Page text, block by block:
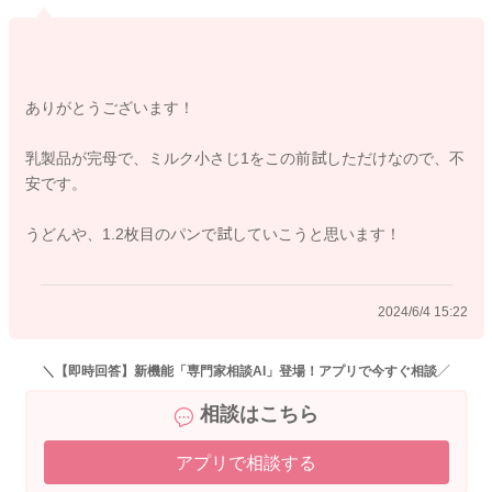
ありがとうございます！
乳製品が完母で、ミルク小さじ1をこの前試しただけなので、不
安です。
うどんや、1.2枚目のパンで試していこうと思います！
2024/6/4 15:22
＼【即時回答】新機能「専門家相談AI」登場！アプリで今すぐ相談／
相談はこちら
アプリで相談する